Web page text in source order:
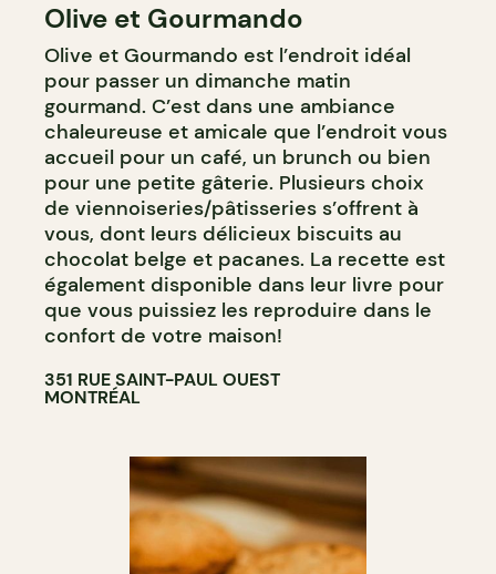
COMPTOIR
CAVISTE
Olive et Gourmando
Olive et Gourmando est l’endroit idéal
pour passer un dimanche matin
gourmand. C’est dans une ambiance
chaleureuse et amicale que l’endroit vous
accueil pour un café, un brunch ou bien
pour une petite gâterie. Plusieurs choix
de viennoiseries/pâtisseries s’offrent à
vous, dont leurs délicieux biscuits au
chocolat belge et pacanes. La recette est
également disponible dans leur livre pour
que vous puissiez les reproduire dans le
confort de votre maison!
351 RUE SAINT-PAUL OUEST
MONTRÉAL